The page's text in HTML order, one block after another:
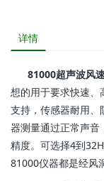
详情
81000超声波风
想的用于要求快速、
支持，传感器耐用
器测量通过正常声
精度。可选择4到
81000仪器都是经风